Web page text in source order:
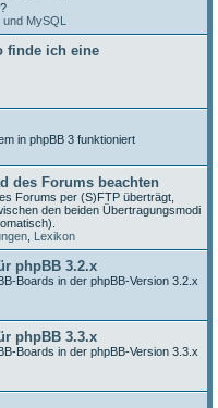
MySQL
finde ich eine
in phpBB 3 funktioniert
des Forums beachten
Forums per (S)FTP überträgt,
den beiden Übertragungsmodi
Lexikon
phpBB 3.2.x
Boards in der phpBB-Version 3.2.x
phpBB 3.3.x
Boards in der phpBB-Version 3.3.x